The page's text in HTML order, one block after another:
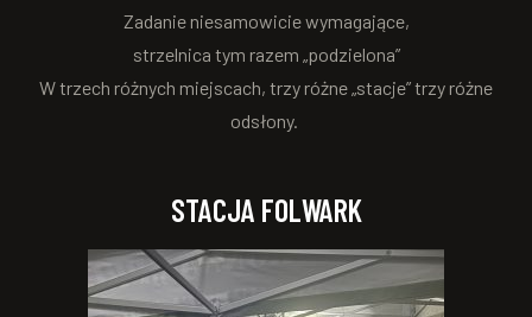
Zadanie niesamowicie wymagające,
strzelnica tym razem „podzielona”
W trzech różnych miejscach, trzy różne „stacje” trzy różne
odsłony.
STACJA FOLWARK